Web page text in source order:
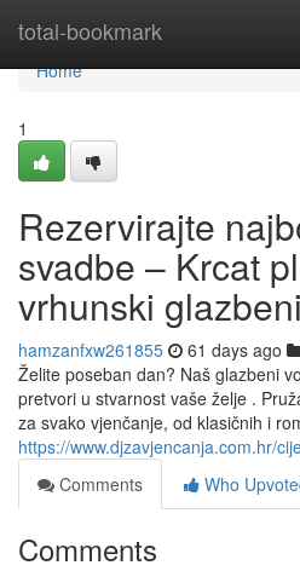
total-bookmark
Home
Home
1
Rezervirajte
svadbe – Krcat
vrhunski
hamzanfxw261855 61 days ago
Želite poseban dan? Naš glazbeni
pretvori u stvarnost vaše želje .
za svako vjenčanje, od klasičnih i
https://www.djzavjencanja.com.hr/
Comments
Who
Comments